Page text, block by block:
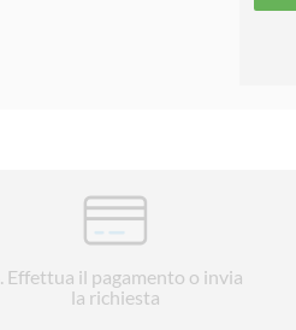
. Effettua il pagamento o invia
la richiesta